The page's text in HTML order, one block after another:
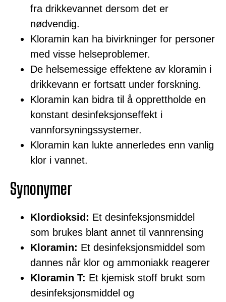
fra drikkevannet dersom det er
nødvendig.
Kloramin kan ha bivirkninger for personer
med visse helseproblemer.
De helsemessige effektene av kloramin i
drikkevann er fortsatt under forskning.
Kloramin kan bidra til å opprettholde en
konstant desinfeksjonseffekt i
vannforsyningssystemer.
Kloramin kan lukte annerledes enn vanlig
klor i vannet.
Synonymer
Klordioksid: Et desinfeksjonsmiddel
som brukes blant annet til vannrensing
Kloramin: Et desinfeksjonsmiddel som
dannes når klor og ammoniakk reagerer
Kloramin T: Et kjemisk stoff brukt som
desinfeksjonsmiddel og